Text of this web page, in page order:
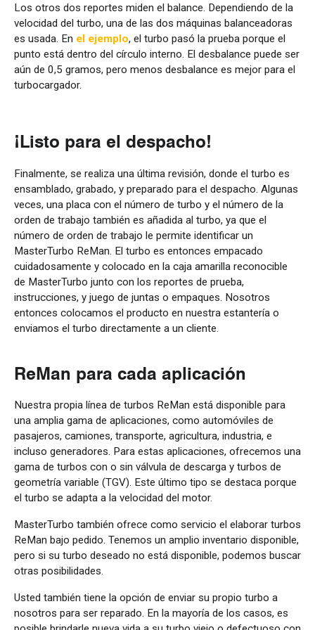
Los otros dos reportes miden el balance. Dependiendo de la
velocidad del turbo, una de las dos máquinas balanceadoras
es usada. En el ejemplo, el turbo pasó la prueba porque el
punto está dentro del círculo interno. El desbalance puede ser
aún de 0,5 gramos, pero menos desbalance es mejor para el
turbocargador.
¡Listo para el despacho!
Finalmente, se realiza una última revisión, donde el turbo es
ensamblado, grabado, y preparado para el despacho. Algunas
veces, una placa con el número de turbo y el número de la
orden de trabajo también es añadida al turbo, ya que el
número de orden de trabajo le permite identificar un
MasterTurbo ReMan. El turbo es entonces empacado
cuidadosamente y colocado en la caja amarilla reconocible
de MasterTurbo junto con los reportes de prueba,
instrucciones, y juego de juntas o empaques. Nosotros
entonces colocamos el producto en nuestra estantería o
enviamos el turbo directamente a un cliente.
ReMan para cada aplicación
Nuestra propia línea de turbos ReMan está disponible para
una amplia gama de aplicaciones, como automóviles de
pasajeros, camiones, transporte, agricultura, industria, e
incluso generadores. Para estas aplicaciones, ofrecemos una
gama de turbos con o sin válvula de descarga y turbos de
geometría variable (TGV). Este último tipo se destaca porque
el turbo se adapta a la velocidad del motor.
MasterTurbo también ofrece como servicio el elaborar turbos
ReMan bajo pedido. Tenemos un amplio inventario disponible,
pero si su turbo deseado no está disponible, podemos buscar
otras posibilidades.
Usted también tiene la opción de enviar su propio turbo a
nosotros para ser reparado. En la mayoría de los casos, es